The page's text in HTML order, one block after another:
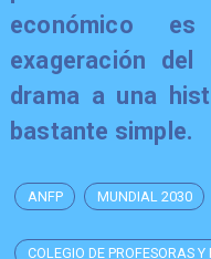
económico
exageración
drama a una
bastante simple.
ANFP MUNDIAL 2030
COLEGIO DE PROFESORAS Y